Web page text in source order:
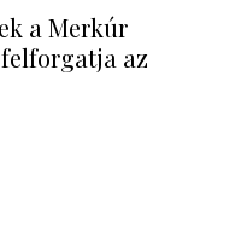
a Merkúr
az